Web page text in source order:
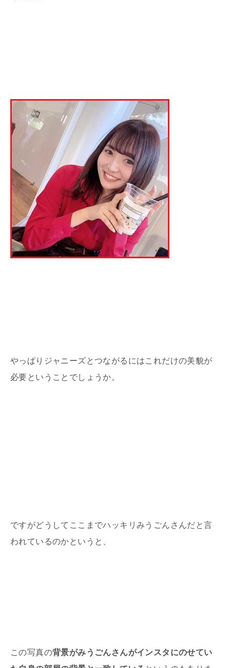
やっぱりジャニーズとつながるにはこれだけの美貌が
必要ということでしょうか。
ですがどうしてここまでハッキリみうごんさんだと言
われているのかというと、
この写真の背景がみうごんさんがインスタにのせてい